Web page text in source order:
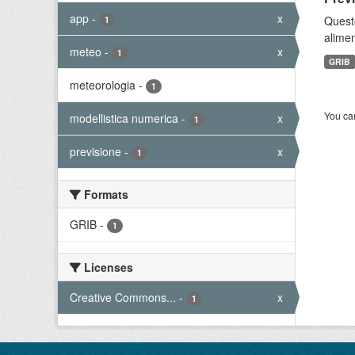
app - 1 x
meteo - 1 x
meteorologia - 1
modellistica numerica - 1 x
previsione - 1 x
Formats
GRIB - 1
Licenses
Creative Commons... - 1 x
GRIB
You